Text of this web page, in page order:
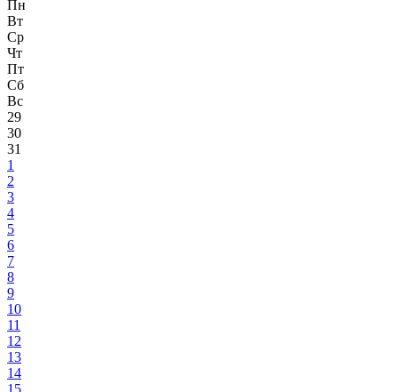
Пн
Вт
Ср
Чт
Пт
Сб
Вс
29
30
31
1
2
3
4
5
6
7
8
9
10
11
12
13
14
15